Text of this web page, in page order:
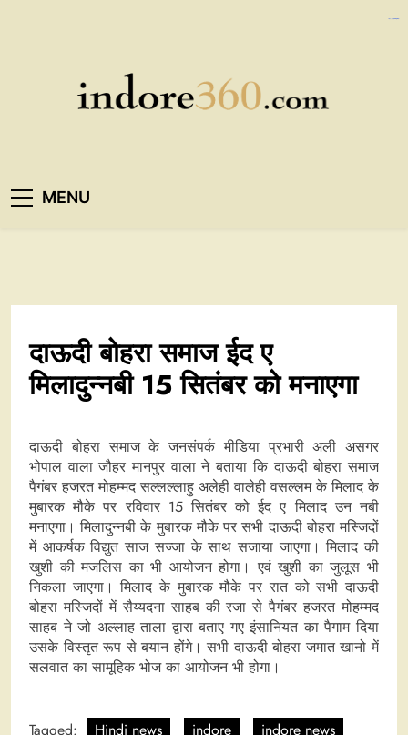
Indore360
MENU
दाऊदी बोहरा समाज ईद ए
मिलादुन्नबी 15 सितंबर को मनाएगा
दाऊदी बोहरा समाज के जनसंपर्क मीडिया प्रभारी अली असगर
भोपाल वाला जौहर मानपुर वाला ने बताया कि दाऊदी बोहरा समाज
पैगंबर हजरत मोहम्मद सल्लल्लाहु अलेही वालेही वसल्लम के मिलाद के
मुबारक मौके पर रविवार 15 सितंबर को ईद ए मिलाद उन नबी
मनाएगा। मिलादुन्नबी के मुबारक मौके पर सभी दाऊदी बोहरा मस्जिदों
में आकर्षक विद्युत साज सज्जा के साथ सजाया जाएगा। मिलाद की
खुशी की मजलिस का भी आयोजन होगा। एवं खुशी का जुलूस भी
निकला जाएगा। मिलाद के मुबारक मौके पर रात को सभी दाऊदी
बोहरा मस्जिदों में सैय्यदना साहब की रजा से पैगंबर हजरत मोहम्मद
साहब ने जो अल्लाह ताला द्वारा बताए गए इंसानियत का पैगाम दिया
उसके विस्तृत रूप से बयान होंगे। सभी दाऊदी बोहरा जमात खानो में
सलवात का सामूहिक भोज का आयोजन भी होगा।
Tagged: Hindi news indore indore news